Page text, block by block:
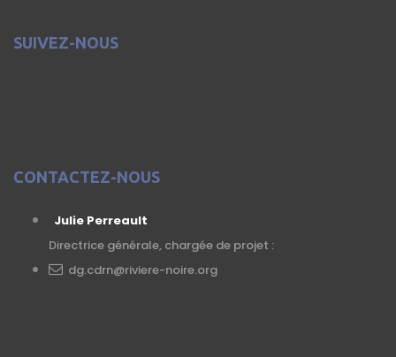
SUIVEZ-NOUS
CONTACTEZ-NOUS
Julie Perreault
Directrice générale, chargée de projet :
dg.cdrn@riviere-noire.org